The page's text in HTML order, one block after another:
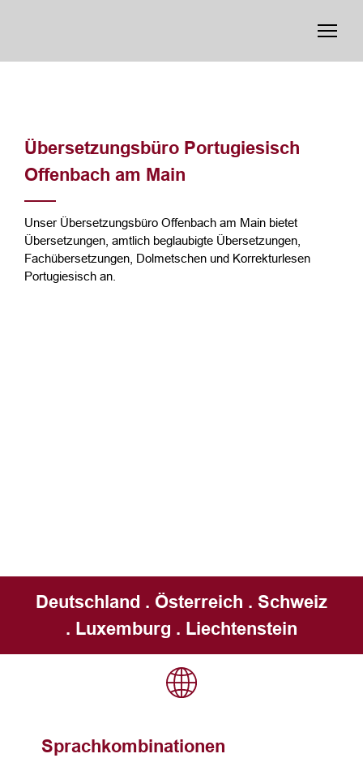
Übersetzungsbüro Portugiesisch
Offenbach am Main
Unser Übersetzungsbüro Offenbach am Main bietet
Übersetzungen, amtlich beglaubigte Übersetzungen,
Fachübersetzungen, Dolmetschen und Korrekturlesen
Portugiesisch an.
Deutschland . Österreich . Schweiz
. Luxemburg . Liechtenstein
Sprachkombinationen